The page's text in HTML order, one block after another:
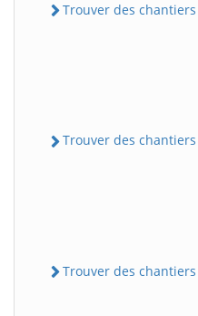
Trouver des chantiers
Trouver des chantiers
Trouver des chantiers